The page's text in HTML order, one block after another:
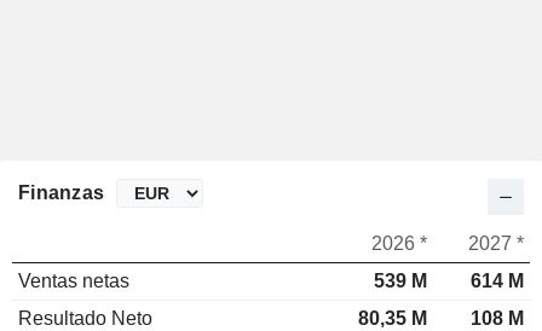
Finanzas
2026 *
2027 *
Ventas netas
539 M
614 M
Resultado Neto
80,35 M
108 M